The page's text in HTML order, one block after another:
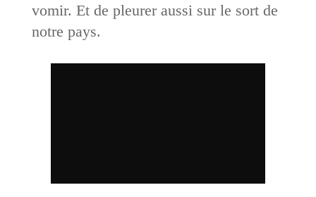
vomir. Et de pleurer aussi sur le sort de
notre pays.